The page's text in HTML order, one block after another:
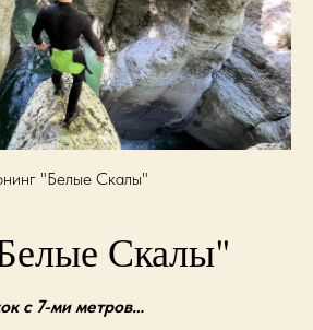
"Белые Скалы"
Скалы"
с 7-ми метров…